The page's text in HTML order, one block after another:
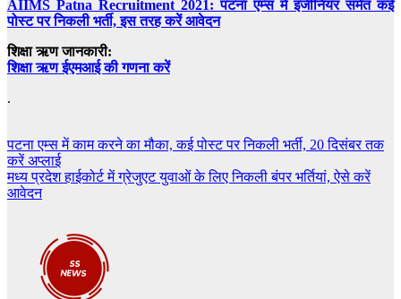
AIIMS Patna Recruitment 2021: पटना एम्स में इंजीनियर समेत कई
पोस्ट पर निकली भर्ती, इस तरह करें आवेदन
शिक्षा ऋण जानकारी:
शिक्षा ऋण ईएमआई की गणना करें
.
Post
navigation
पटना एम्स में काम करने का मौका, कई पोस्ट पर निकली भर्ती, 20 दिसंबर तक
करें अप्लाई
मध्य प्रदेश हाईकोर्ट में ग्रेजुएट युवाओं के लिए निकली बंपर भर्तियां, ऐसे करें
आवेदन